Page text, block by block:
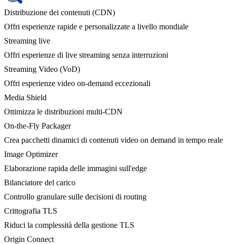
Distribuzione dei contenuti (CDN)
Offri esperienze rapide e personalizzate a livello mondiale
Streaming live
Offri esperienze di live streaming senza interruzioni
Streaming Video (VoD)
Offri esperienze video on-demand eccezionali
Media Shield
Ottimizza le distribuzioni multi-CDN
On-the-Fly Packager
Crea pacchetti dinamici di contenuti video on demand in tempo reale
Image Optimizer
Elaborazione rapida delle immagini sull'edge
Bilanciatore del carico
Controllo granulare sulle decisioni di routing
Crittografia TLS
Riduci la complessità della gestione TLS
Origin Connect